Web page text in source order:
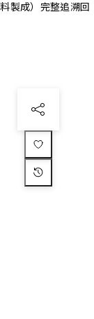
製成）完整追溯回